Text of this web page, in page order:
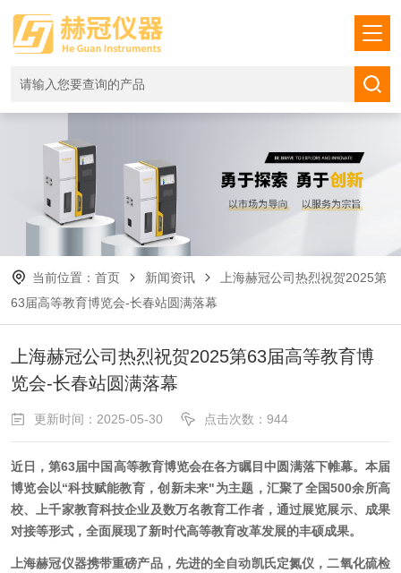
当前位置： 首页 新闻资讯
上海赫冠公司热烈祝贺2025第
63届高等教育博览会-长春站圆满落幕
上海赫冠公司热烈祝贺2025第63届高等教育博
览会-长春站圆满落幕
更新时间：2025-05-30 点击次数：944
近日，第63届中国高等教育博览会在各方瞩目中圆满落下帷幕。本届
博览会以“科技赋能教育，创新未来"为主题，汇聚了全国500余所高
校、上千家教育科技企业及数万名教育工作者，通过展览展示、成果
对接等形式，全面展现了新时代高等教育改革发展的丰硕成果。
上海赫冠仪器携带重磅产品，先进的全自动凯氏定氮仪，二氧化硫检